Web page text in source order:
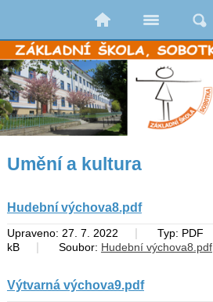
Umění a kultura
Hudební výchova8.pdf
Upraveno: 27. 7. 2022 Typ: PDF
kB
Soubor: Hudební výchova8.pdf
Výtvarná výchova9.pdf